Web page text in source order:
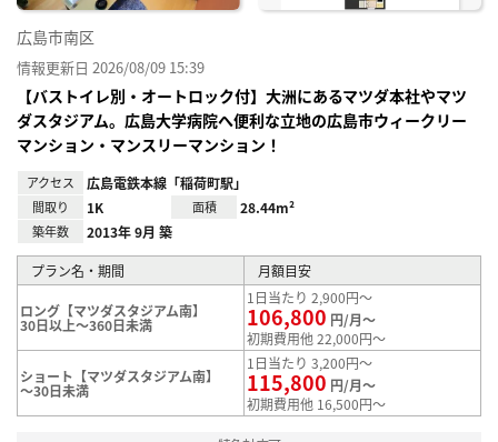
広島市南区
情報更新日 2026/08/09 15:39
【バストイレ別・オートロック付】大洲にあるマツダ本社やマツ
ダスタジアム。広島大学病院へ便利な立地の広島市ウィークリー
マンション・マンスリーマンション！
アクセス 広島電鉄本線「稲荷町駅」
間取り 1K 面積 28.44m²
築年数 2013年 9月 築
プラン名・期間 月額目安
ロング【マツダスタジアム南】
30日以上～360日未満
1日当たり 2,900円～
106,800 円/月～
初期費用他 22,000円～
ショート【マツダスタジアム南】
～30日未満
1日当たり 3,200円～
115,800 円/月～
初期費用他 16,500円～